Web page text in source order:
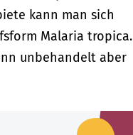
kann man sich
Malaria tropica.
unbehandelt aber